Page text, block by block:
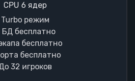
CPU 6 ядер
Turbo режим
БД бесплатно
бесплатно
бесплатно
32 игроков